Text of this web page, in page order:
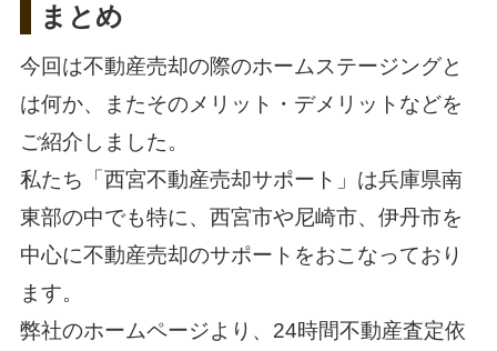
まとめ
今回は不動産売却の際のホームステージングと
は何か、またそのメリット・デメリットなどを
ご紹介しました。
私たち「 西宮不動産売却サポート 」は兵庫県南
東部の中でも特に、西宮市や尼崎市、伊丹市を
中心に不動産売却のサポートをおこなっており
ます。
弊社のホームページより、24時間不動産査定依